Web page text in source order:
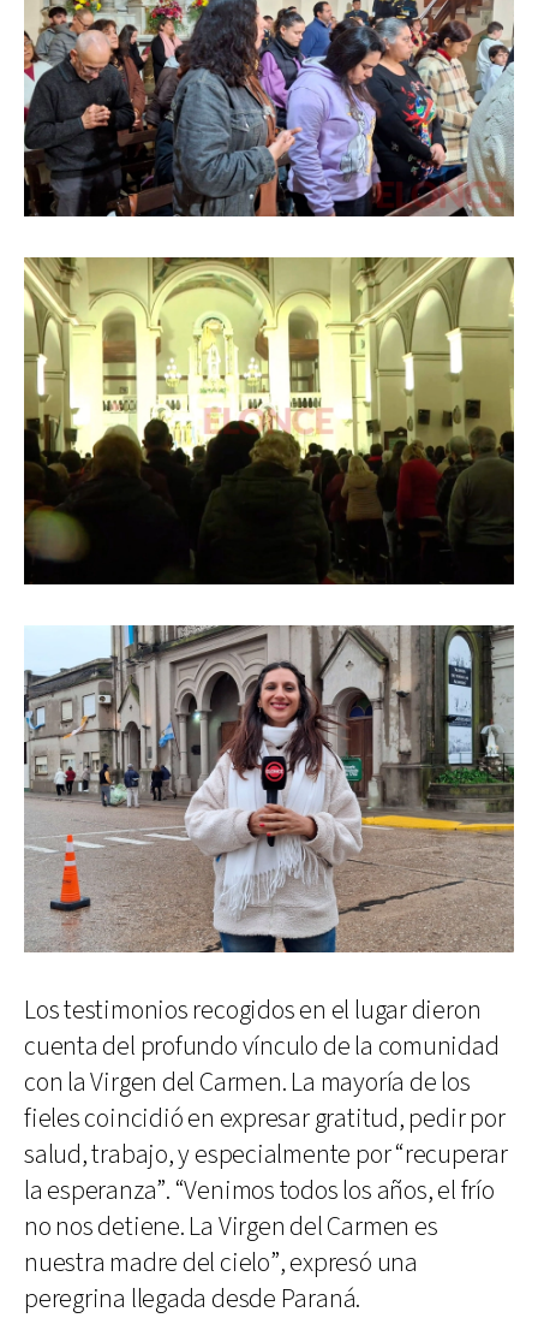
Los testimonios recogidos en el lugar dieron
cuenta del profundo vínculo de la comunidad
con la Virgen del Carmen. La mayoría de los
fieles coincidió en expresar gratitud, pedir por
salud, trabajo, y especialmente por “recuperar
la esperanza”. “Venimos todos los años, el frío
no nos detiene. La Virgen del Carmen es
nuestra madre del cielo”, expresó una
peregrina llegada desde Paraná.